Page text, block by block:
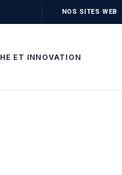
ET INNOVATION
NOS SITES WEB